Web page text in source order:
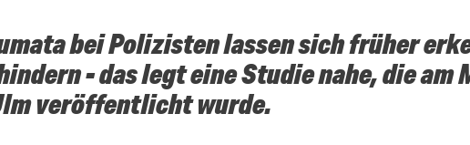
bei Polizisten lassen sich früher
- das legt eine Studie nahe, die
veröffentlicht wurde.